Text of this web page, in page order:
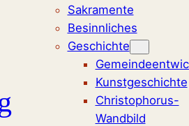
Sakramente
Besinnliches
Geschichte
Kunstgeschichte
Christophorus-
Wandbild